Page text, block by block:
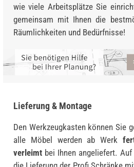
wie viele Arbeitsplätze Sie
gemeinsam mit Ihnen die
Räumlichkeiten und Bedürfnisse!
Lieferung & Montage
Den Werkzeugkasten können Sie
alle Möbel werden ab Werk
verleimt bei Ihnen angeliefert.